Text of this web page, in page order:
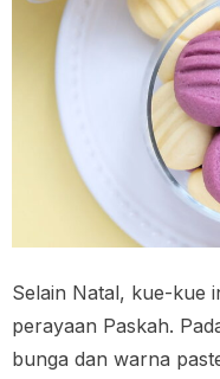
Selain Natal, kue-kue
perayaan Paskah.
bunga dan warna